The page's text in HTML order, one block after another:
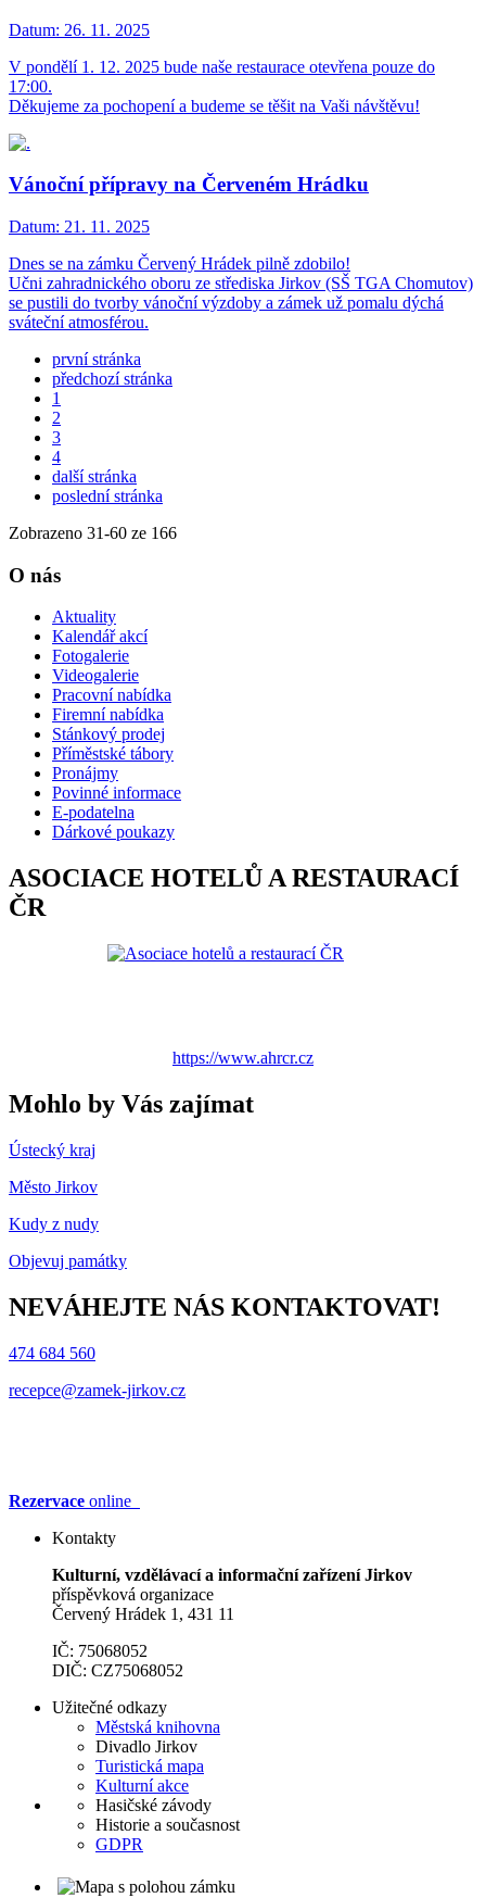
Datum: 26. 11. 2025
V pondělí 1. 12. 2025 bude naše restaurace otevřena pouze do
17:00.
Děkujeme za pochopení a budeme se těšit na Vaši návštěvu!
Vánoční přípravy na Červeném Hrádku
Datum: 21. 11. 2025
Dnes se na zámku Červený Hrádek pilně zdobilo!
Učni zahradnického oboru ze střediska Jirkov (SŠ TGA Chomutov)
se pustili do tvorby vánoční výzdoby a zámek už pomalu dýchá
sváteční atmosférou.
první stránka
předchozí stránka
1
2
3
4
další stránka
poslední stránka
Zobrazeno 31-60 ze 166
O nás
Aktuality
Kalendář akcí
Fotogalerie
Videogalerie
Pracovní nabídka
Firemní nabídka
Stánkový prodej
Příměstské tábory
Pronájmy
Povinné informace
E-podatelna
Dárkové poukazy
ASOCIACE HOTELŮ A RESTAURACÍ
ČR
https://www.ahrcr.cz
Mohlo by Vás zajímat
Ústecký kraj
Město Jirkov
Kudy z nudy
Objevuj památky
NEVÁHEJTE NÁS KONTAKTOVAT!
474 684 560
recepce@zamek-jirkov.cz
Rezervace online
Kontakty
Kulturní, vzdělávací a informační zařízení Jirkov
příspěvková organizace
Červený Hrádek 1, 431 11
IČ: 75068052
DIČ: CZ75068052
Užitečné odkazy
Městská knihovna
Divadlo Jirkov
Turistická mapa
Kulturní akce
Hasičské závody
Historie a současnost
GDPR